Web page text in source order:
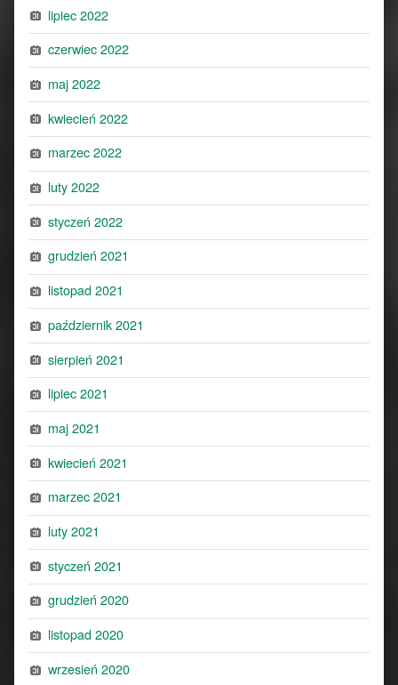
lipiec 2022
czerwiec 2022
maj 2022
kwiecień 2022
marzec 2022
luty 2022
styczeń 2022
grudzień 2021
listopad 2021
październik 2021
sierpień 2021
lipiec 2021
maj 2021
kwiecień 2021
marzec 2021
luty 2021
styczeń 2021
grudzień 2020
listopad 2020
wrzesień 2020